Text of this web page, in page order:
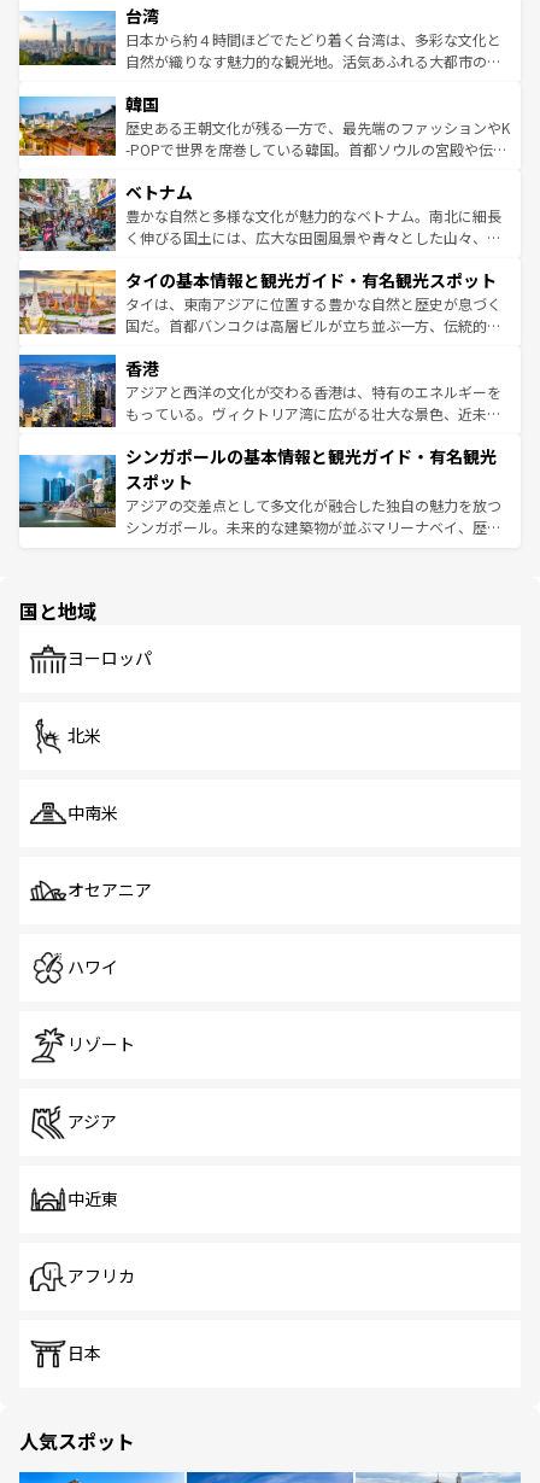
人々、おいしいローカルフードやハワイアンミュージッ
ク、伝統的なフラダンスなど、すべてがハワイの魅力を彩
っている。訪れるたびに新しい発見と感動が待っているハ
はコンテンツ一覧
リアリーフや大陸中央部にそびえるウルル（エアーズロッ
ク）、タスマニアの美しい原生林やケアンズの熱帯雨林な
ど、見どころがたくさん。また、カフェやワイン、オージ
いる。アクティビティも充実しており、サーフィンやダイ
ビング、ハイキングなど、アウトドア好きにはたまらな
い。オーストラリアの多彩な魅力を存分に味わいつくそ
参照してほしい。
台湾
日本から約４時間ほどでたどり着く台湾は、多彩な文化と
自然が織りなす魅力的な観光地。活気あふれる大都市の台
ン）、静ひつな山岳地帯である台湾東部など、都市の喧騒
と山間の静けさが共存しており、訪れる人に新しい発見と
驚きをもたらしてくれる。また、奥深い台湾の食文化も魅
容にもいいと評判のスイーツなど、バラエティ豊かな料理
が味わえる。 なお、新着の台湾情報は コンテンツ一覧を参
照してほしい。
韓国
歴史ある王朝文化が残る一方で、最先端のファッションやK
-POPで世界を席巻している韓国。首都ソウルの宮殿や伝統
き、地方に足を延ばせば四季折々の自然美を楽しむことが
できる。そして、キムチや焼肉、絶品のストリートフード
まで、さまざまな韓国料理が待っている。夜には、韓国な
リティに包まれながら、韓国の多彩な魅力を心ゆくまで味
わってみてほしい。 なお、新着の韓国情報はコンテンツ一
覧を参照してほしい。
ベトナム
豊かな自然と多様な文化が魅力的なベトナム。南北に細長
く伸びる国土には、広大な田園風景や青々とした山々、世
急速な発展と共に伝統が息づく。ハノイの古い町並みやホ
ーチミン市のフランス統治時代の建物も、独特の雰囲気を
醸し出している。また、バラエティの豊かさとおいしさで
とつ。フォーやバインミー、ベトナムコーヒーなどは、ぜ
ひ現地で味わいたい。どの地域を訪れてもあたたかい人々
が旅行者を迎えてくれるので、きっと忘れられない旅にな
参照してほしい。
タイの基本情報と観光ガイド・有名観光スポット
タイは、東南アジアに位置する豊かな自然と歴史が息づく
国だ。首都バンコクは高層ビルが立ち並ぶ一方、伝統的な
の活気が交差している。北部ではチェンマイなどの山岳地
帯で自然と触れ合い、南部ではプーケットやクラビの美し
いビーチでリゾート気分を楽しむことができる。タイ料理
激する。気候は一年中温暖で、どの季節にも異なる楽しみ
が待っている。親しみやすいタイの人々、仏教を中心とし
た文化、そして多様な観光資源が、訪れる旅人を魅了し続
ける。 なお、新着のタイ情報はコンテンツ一覧を参照して
香港
アジアと西洋の文化が交わる香港は、特有のエネルギーを
もっている。ヴィクトリア湾に広がる壮大な景色、近未来
み、どこを訪れても感動するはず。観光スポットが密集し
ており、効率よく見どころを回れるのも魅力。息をのむよ
うな絶景から文化的な体験まで、香港を存分に楽しみ尽く
そう。 なお、新着の香港情報はコンテンツ一覧を参照して
シンガポールの基本情報と観光ガイド・有名観光
スポット
アジアの交差点として多文化が融合した独自の魅力を放つ
シンガポール。未来的な建築物が並ぶマリーナベイ、歴史
で、ホーカーズは地元の風情を楽しめる外せないスポット
国と地域
ヨーロッパ
北米
中南米
オセアニア
ハワイ
リゾート
アジア
中近東
アフリカ
日本
人気スポット